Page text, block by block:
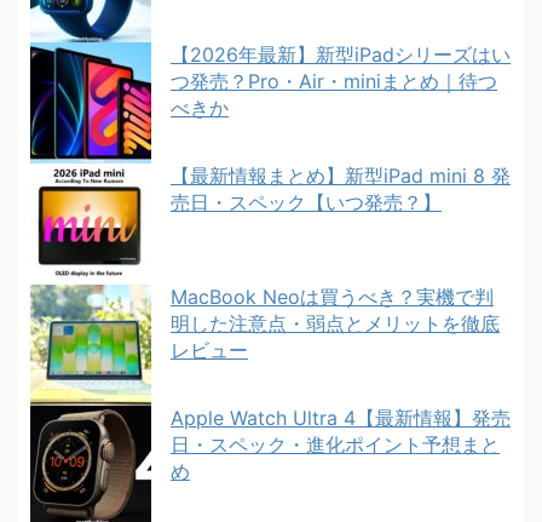
【2026年最新】新型iPadシリーズはい
つ発売？Pro・Air・miniまとめ｜待つ
べきか
【最新情報まとめ】新型iPad mini 8 発
売日・スペック【いつ発売？】
MacBook Neoは買うべき？実機で判
明した注意点・弱点とメリットを徹底
レビュー
Apple Watch Ultra 4【最新情報】発売
日・スペック・進化ポイント予想まと
め